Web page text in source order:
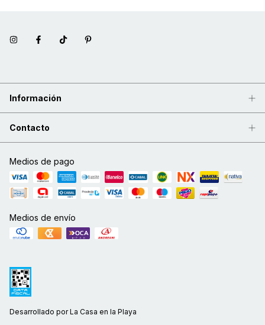
Información
Contacto
Medios de pago
Medios de envío
Desarrollado por La Casa en la Playa